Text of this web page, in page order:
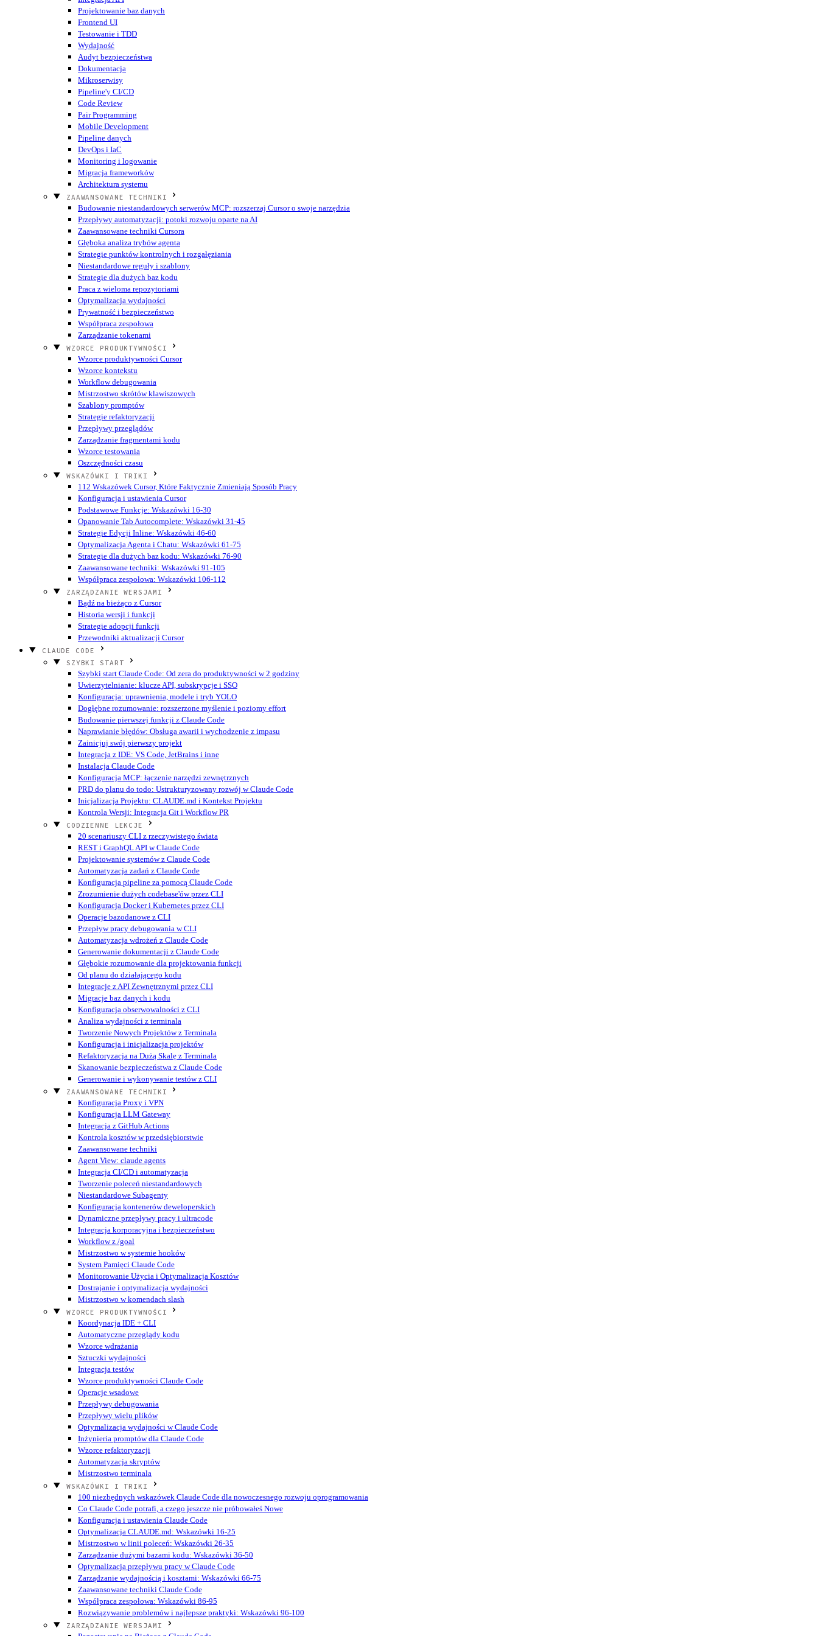
Projektowanie baz danych
Frontend UI
Testowanie i TDD
Wydajność
Audyt bezpieczeństwa
Dokumentacja
Mikroserwisy
Pipeline'y CI/CD
Code Review
Pair Programming
Mobile Development
Pipeline danych
DevOps i IaC
Monitoring i logowanie
Migracja frameworków
Architektura systemu
ZAAWANSOWANE TECHNIKI
Budowanie niestandardowych serwerów MCP: rozszerzaj Cursor o swoje narzędzia
Przepływy automatyzacji: potoki rozwoju oparte na AI
Zaawansowane techniki Cursora
Głęboka analiza trybów agenta
Strategie punktów kontrolnych i rozgałęziania
Niestandardowe reguły i szablony
Strategie dla dużych baz kodu
Praca z wieloma repozytoriami
Optymalizacja wydajności
Prywatność i bezpieczeństwo
Współpraca zespołowa
Zarządzanie tokenami
WZORCE PRODUKTYWNOŚCI
Wzorce produktywności Cursor
Wzorce kontekstu
Workflow debugowania
Mistrzostwo skrótów klawiszowych
Szablony promptów
Strategie refaktoryzacji
Przepływy przeglądów
Zarządzanie fragmentami kodu
Wzorce testowania
Oszczędności czasu
WSKAZÓWKI I TRIKI
112 Wskazówek Cursor, Które Faktycznie Zmieniają Sposób Pracy
Konfiguracja i ustawienia Cursor
Podstawowe Funkcje: Wskazówki 16-30
Opanowanie Tab Autocomplete: Wskazówki 31-45
Strategie Edycji Inline: Wskazówki 46-60
Optymalizacja Agenta i Chatu: Wskazówki 61-75
Strategie dla dużych baz kodu: Wskazówki 76-90
Zaawansowane techniki: Wskazówki 91-105
Współpraca zespołowa: Wskazówki 106-112
ZARZĄDZANIE WERSJAMI
Bądź na bieżąco z Cursor
Historia wersji i funkcji
Strategie adopcji funkcji
Przewodniki aktualizacji Cursor
CLAUDE CODE
SZYBKI START
Szybki start Claude Code: Od zera do produktywności w 2 godziny
Uwierzytelnianie: klucze API, subskrypcje i SSO
Konfiguracja: uprawnienia, modele i tryb YOLO
Dogłębne rozumowanie: rozszerzone myślenie i poziomy effort
Budowanie pierwszej funkcji z Claude Code
Naprawianie błędów: Obsługa awarii i wychodzenie z impasu
Zainicjuj swój pierwszy projekt
Integracja z IDE: VS Code, JetBrains i inne
Instalacja Claude Code
Konfiguracja MCP: łączenie narzędzi zewnętrznych
PRD do planu do todo: Ustrukturyzowany rozwój w Claude Code
Inicjalizacja Projektu: CLAUDE.md i Kontekst Projektu
Kontrola Wersji: Integracja Git i Workflow PR
CODZIENNE LEKCJE
20 scenariuszy CLI z rzeczywistego świata
REST i GraphQL API w Claude Code
Projektowanie systemów z Claude Code
Automatyzacja zadań z Claude Code
Konfiguracja pipeline za pomocą Claude Code
Zrozumienie dużych codebase'ów przez CLI
Konfiguracja Docker i Kubernetes przez CLI
Operacje bazodanowe z CLI
Przepływ pracy debugowania w CLI
Automatyzacja wdrożeń z Claude Code
Generowanie dokumentacji z Claude Code
Głębokie rozumowanie dla projektowania funkcji
Od planu do działającego kodu
Integracje z API Zewnętrznymi przez CLI
Migracje baz danych i kodu
Konfiguracja obserwowalności z CLI
Analiza wydajności z terminala
Tworzenie Nowych Projektów z Terminala
Konfiguracja i inicjalizacja projektów
Refaktoryzacja na Dużą Skalę z Terminala
Skanowanie bezpieczeństwa z Claude Code
Generowanie i wykonywanie testów z CLI
ZAAWANSOWANE TECHNIKI
Konfiguracja Proxy i VPN
Konfiguracja LLM Gateway
Integracja z GitHub Actions
Kontrola kosztów w przedsiębiorstwie
Zaawansowane techniki
Agent View: claude agents
Integracja CI/CD i automatyzacja
Tworzenie poleceń niestandardowych
Niestandardowe Subagenty
Konfiguracja kontenerów deweloperskich
Dynamiczne przepływy pracy i ultracode
Integracja korporacyjna i bezpieczeństwo
Workflow z /goal
Mistrzostwo w systemie hooków
System Pamięci Claude Code
Monitorowanie Użycia i Optymalizacja Kosztów
Dostrajanie i optymalizacja wydajności
Mistrzostwo w komendach slash
WZORCE PRODUKTYWNOŚCI
Koordynacja IDE + CLI
Automatyczne przeglądy kodu
Wzorce wdrażania
Sztuczki wydajności
Integracja testów
Wzorce produktywności Claude Code
Operacje wsadowe
Przepływy debugowania
Przepływy wielu plików
Optymalizacja wydajności w Claude Code
Inżynieria promptów dla Claude Code
Wzorce refaktoryzacji
Automatyzacja skryptów
Mistrzostwo terminala
WSKAZÓWKI I TRIKI
100 niezbędnych wskazówek Claude Code dla nowoczesnego rozwoju oprogramowania
Co Claude Code potrafi, a czego jeszcze nie próbowałeś Nowe
Konfiguracja i ustawienia Claude Code
Optymalizacja CLAUDE.md: Wskazówki 16-25
Mistrzostwo w linii poleceń: Wskazówki 26-35
Zarządzanie dużymi bazami kodu: Wskazówki 36-50
Optymalizacja przepływu pracy w Claude Code
Zarządzanie wydajnością i kosztami: Wskazówki 66-75
Zaawansowane techniki Claude Code
Współpraca zespołowa: Wskazówki 86-95
Rozwiązywanie problemów i najlepsze praktyki: Wskazówki 96-100
ZARZĄDZANIE WERSJAMI